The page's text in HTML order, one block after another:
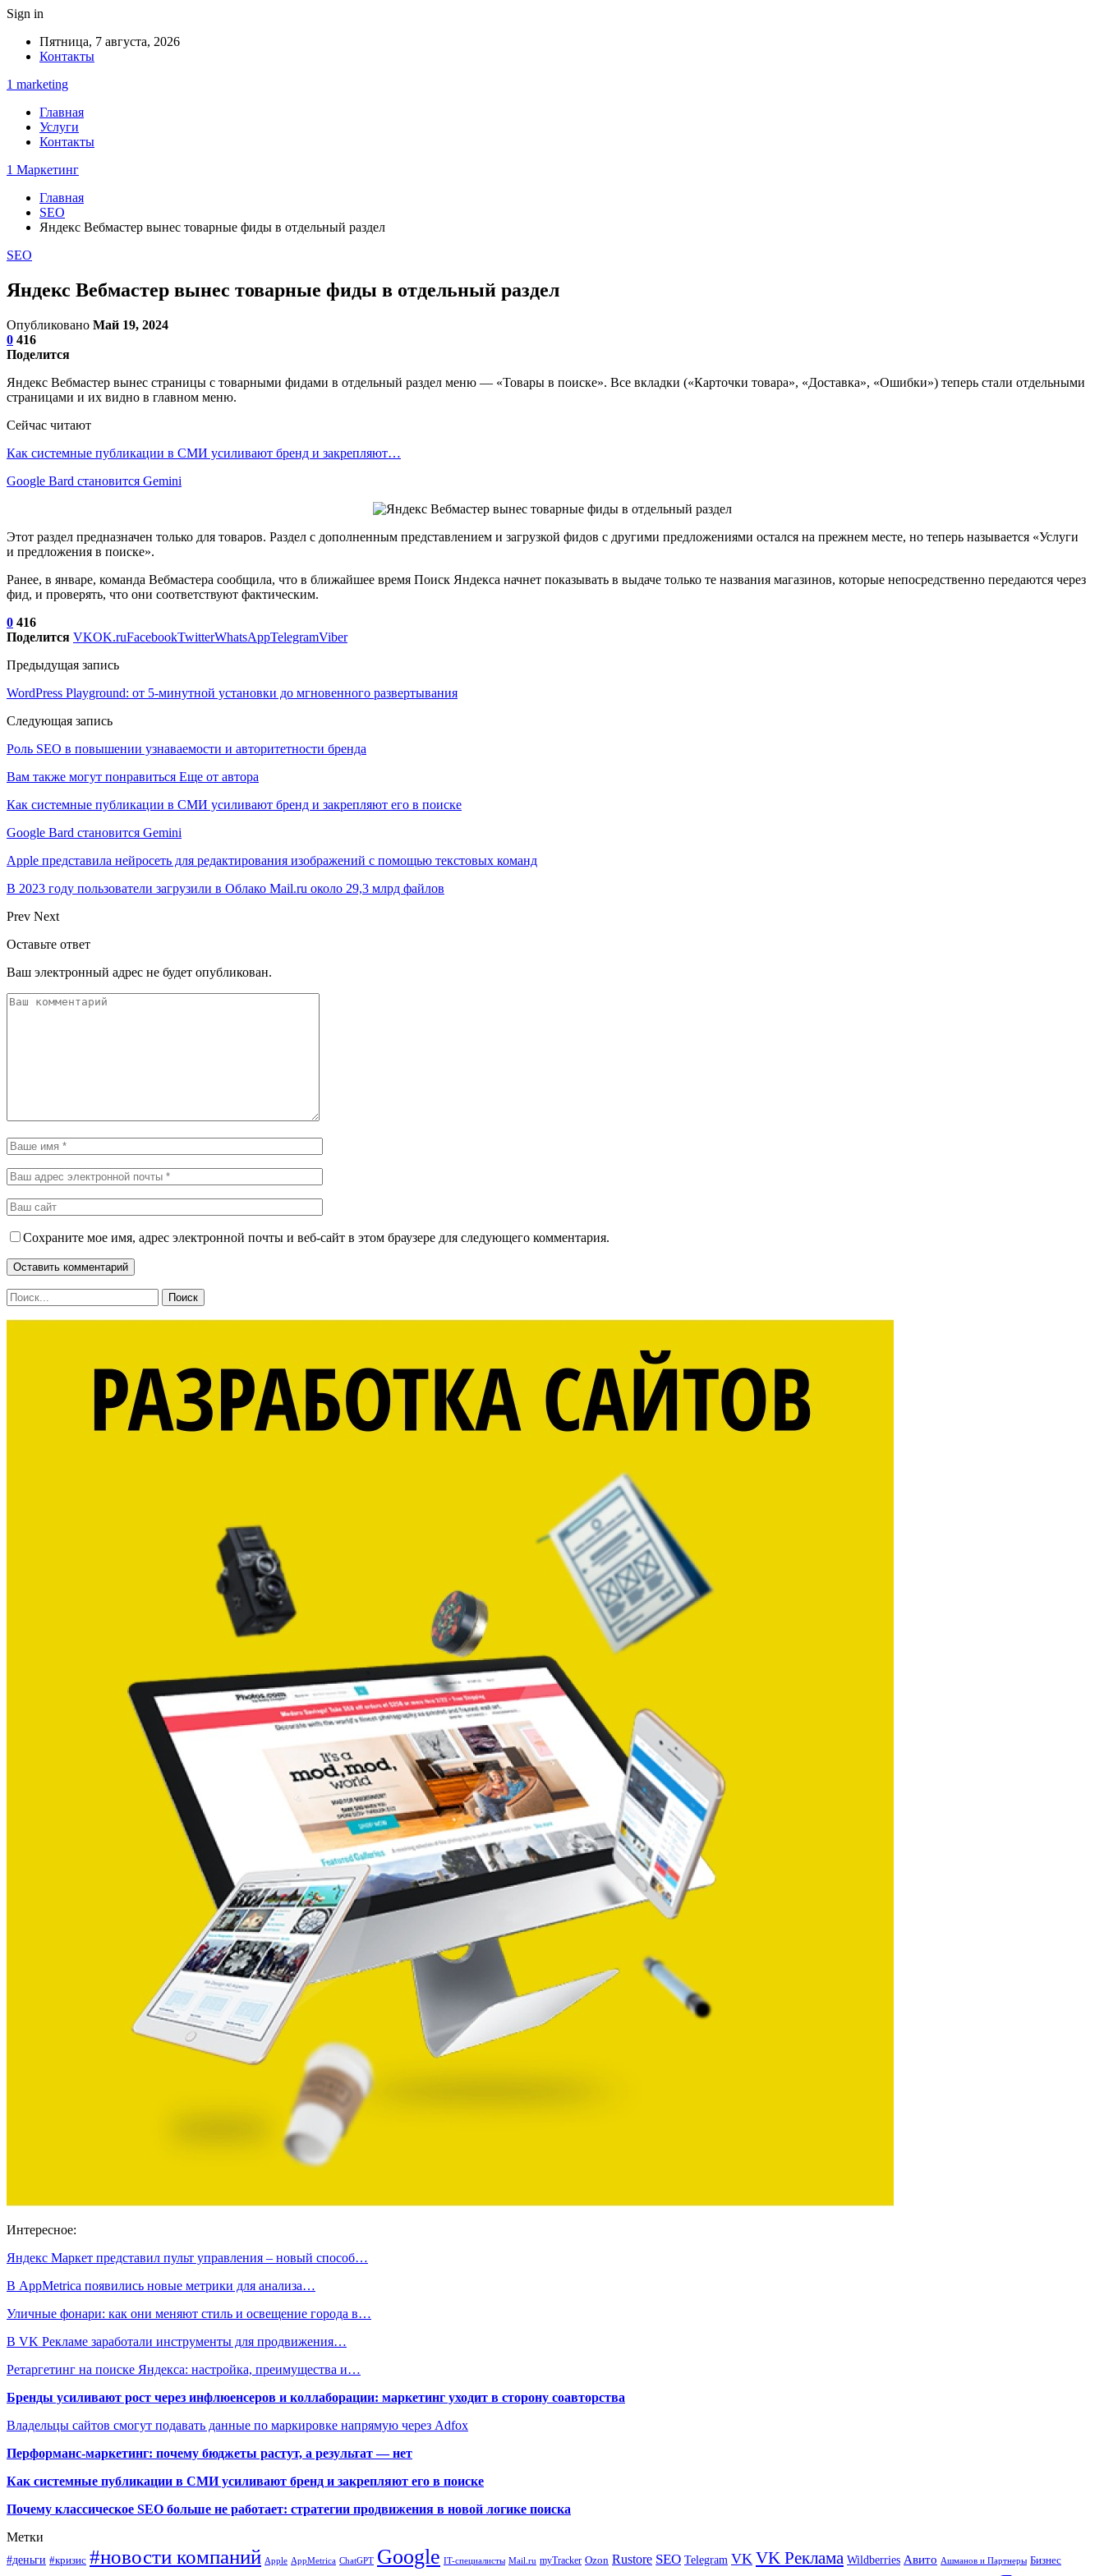
Sign in
Пятница, 7 августа, 2026
Контакты
1 marketing
Главная
Услуги
Контакты
1 Маркетинг
Главная
SEO
Яндекс Вебмастер вынес товарные фиды в отдельный раздел
SEO
Яндекс Вебмастер вынес товарные фиды в отдельный раздел
Опубликовано Май 19, 2024
0 416
Поделится
Яндекс Вебмастер вынес страницы с товарными фидами в отдельный раздел меню — «Товары в поиске». Все вкладки («Карточки товара», «Доставка», «Ошибки») теперь стали отдельными
страницами и их видно в главном меню.
Сейчас читают
Как системные публикации в СМИ усиливают бренд и закрепляют…
Google Bard становится Gemini
Этот раздел предназначен только для товаров. Раздел с дополненным представлением и загрузкой фидов с другими предложениями остался на прежнем месте, но теперь называется «Услуги
и предложения в поиске».
Ранее, в январе, команда Вебмастера сообщила, что в ближайшее время Поиск Яндекса начнет показывать в выдаче только те названия магазинов, которые непосредственно передаются через
фид, и проверять, что они соответствуют фактическим.
0 416
Поделится VKOK.ruFacebookTwitterWhatsAppTelegramViber
Предыдущая запись
WordPress Playground: от 5-минутной установки до мгновенного развертывания
Следующая запись
Роль SEO в повышении узнаваемости и авторитетности бренда
Вам также могут понравиться Еще от автора
Как системные публикации в СМИ усиливают бренд и закрепляют его в поиске
Google Bard становится Gemini
Apple представила нейросеть для редактирования изображений с помощью текстовых команд
В 2023 году пользователи загрузили в Облако Mail.ru около 29,3 млрд файлов
Prev Next
Оставьте ответ
Ваш электронный адрес не будет опубликован.
Сохраните мое имя, адрес электронной почты и веб-сайт в этом браузере для следующего комментария.
Интересное:
Яндекс Маркет представил пульт управления – новый способ…
В AppMetrica появились новые метрики для анализа…
Уличные фонари: как они меняют стиль и освещение города в…
В VK Рекламе заработали инструменты для продвижения…
Ретаргетинг на поиске Яндекса: настройка, преимущества и…
Бренды усиливают рост через инфлюенсеров и коллаборации: маркетинг уходит в сторону соавторства
Владельцы сайтов смогут подавать данные по маркировке напрямую через Adfox
Перформанс-маркетинг: почему бюджеты растут, а результат — нет
Как системные публикации в СМИ усиливают бренд и закрепляют его в поиске
Почему классическое SEO больше не работает: стратегии продвижения в новой логике поиска
Метки
#деньги #кризис #новости компаний Apple AppMetrica ChatGPT Google IT-специалисты Mail.ru myTracker Ozon Rustore SEO Telegram VK VK Реклама Wildberries Авито Ашманов и Партнеры Бизнес